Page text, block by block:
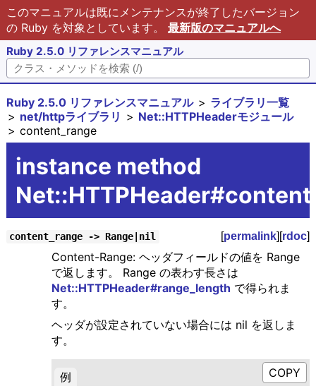
このマニュアルは既にメンテナンスが終了したバージョン
の Ruby を対象としています。 最新版のマニュアルへ
Ruby 2.5.0 リファレンスマニュアル
Ruby 2.5.0 リファレンスマニュアル
ライブラリ一覧
net/httpライブラリ
Net::HTTPHeaderモジュール
content_range
instance method
content_range -> Range|nil [permalink][rdoc]
Content-Range: ヘッダフィールドの値を Range
で返します。 Range の表わす長さは
Net::HTTPHeader#range_length で得られま
す。
ヘッダが設定されていない場合には nil を返しま
す。
例